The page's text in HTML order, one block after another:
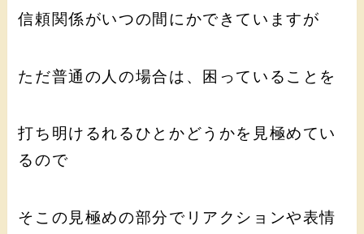
信頼関係がいつの間にかできていますが
ただ普通の人の場合は、困っていることを
打ち明けるれるひとかどうかを見極めてい
るので
そこの見極めの部分でリアクションや表情